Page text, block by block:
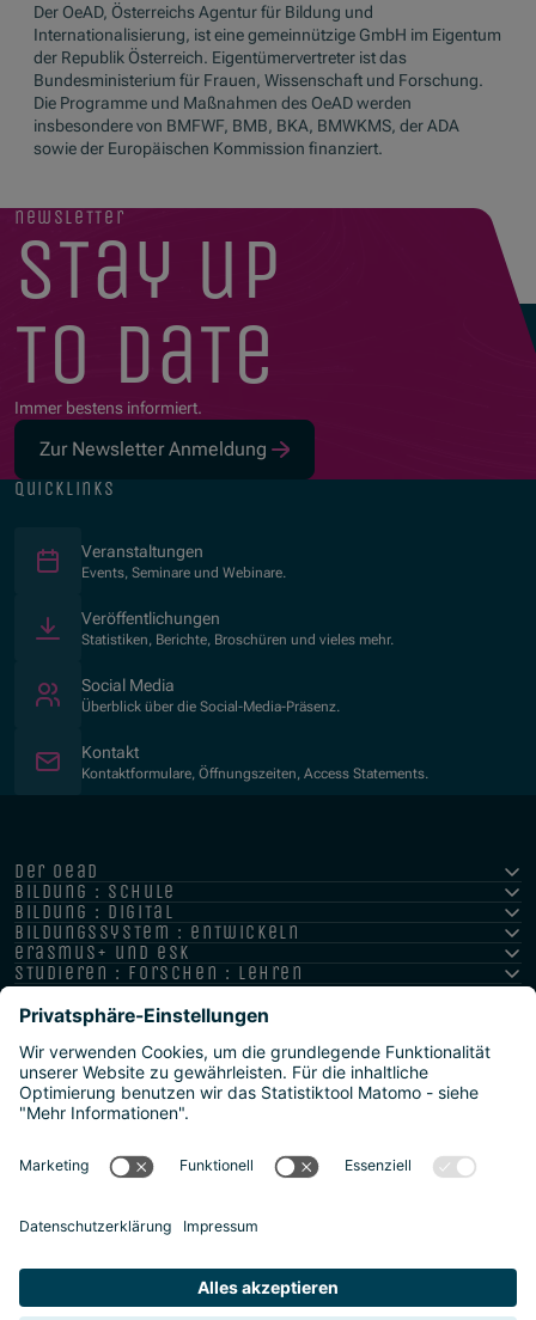
Der OeAD, Österreichs Agentur für Bildung und
Internationalisierung, ist eine gemeinnützige GmbH im Eigentum
der Republik Österreich. Eigentümervertreter ist das
Bundesministerium für Frauen, Wissenschaft und Forschung.
Die Programme und Maßnahmen des OeAD werden
insbesondere von BMFWF, BMB, BKA, BMWKMS, der ADA
sowie der Europäischen Kommission finanziert.
newsletter
stay up
to date
Immer bestens informiert.
Zur Newsletter Anmeldung
quicklinks
Veranstaltungen
Events, Seminare und Webinare.
Veröffentlichungen
Statistiken, Berichte, Broschüren und vieles mehr.
Social Media
Überblick über die Social-Media-Präsenz.
Kontakt
Kontaktformulare, Öffnungszeiten, Access Statements.
der oead
bildung : schule
bildung : digital
bildungssystem : entwickeln
erasmus+ und esk
studieren : forschen : lehren
hochschule : strategie : international
Datenschutz
Sitemap